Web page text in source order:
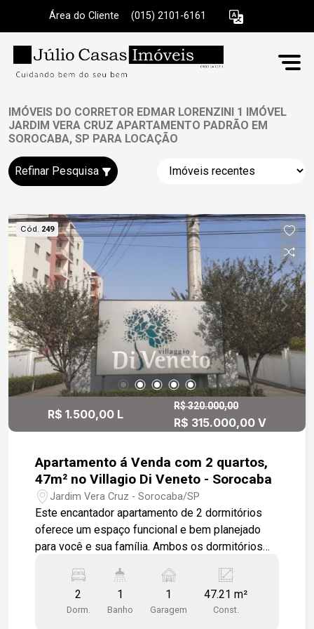
Área do Cliente (015) 2101-6161
IMÓVEIS DO CORRETOR EDMAR LORENZINI 1 IMÓVEL
JARDIM VERA CRUZ APARTAMENTO PADRÃO EM
SOROCABA, SP PARA LOCAÇÃO
Refinar Pesquisa
Cód. 249
R$ 1.500,00 L
R$ 320.000,00
R$ 315.000,00 V
Apartamento á Venda com 2 quartos,
47m² no Villagio Di Veneto - Sorocaba
Jardim Vera Cruz - Sorocaba/SP
Este encantador apartamento de 2 dormitórios
oferece um espaço funcional e bem planejado
para você e sua família. Ambos os dormitórios
deles possui uma beliche infantil, ideal para
acomodar as crianças. A sala de estar é
acolhedora e perfeita para momentos de lazer e
2
Dorm.
1
Banho
1
Garagem
47.21 m²
Const.